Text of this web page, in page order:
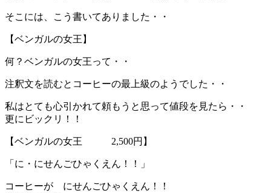
そこには、こう書いてありました・・
【ベンガルの女王】
何？ベンガルの女王って・・
注釈文を読むとコーヒーの最上級のようでした・・
私はとても心引かれて頼もうと思って値段を見たら・・
更にビックリ！！
【ベンガルの女王 2,500円】
「に・にせんごひゃくえん！！」
コーヒーが にせんごひゃくえん！！